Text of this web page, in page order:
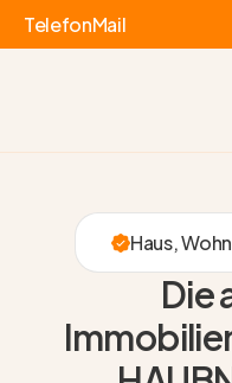
TelefonMail
Haus,
Die